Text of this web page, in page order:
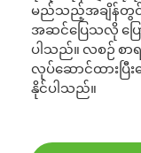
မည်သည့်အချိန်တွ
အဆင်ပြေသလို ပြ
ပါသည်။ လစဉ် စာ
လုပ်ဆောင်ထားပြီး
နိုင်ပါသည်။